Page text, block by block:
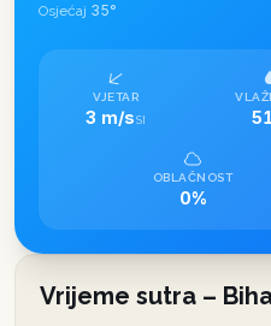
Osjećaj 35°
VJETAR
3 m/sSI
OBLAČNOST
0%
Vrijeme sutra –